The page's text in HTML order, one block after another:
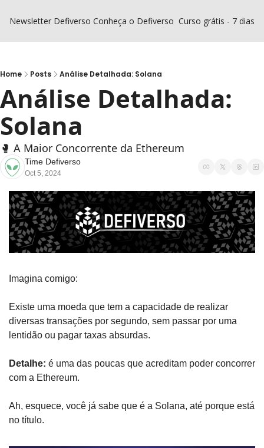
Newsletter Defiverso Conheça o Defiverso Curso grátis - 7 dias
Home Posts Análise Detalhada: Solana
Análise Detalhada:
Solana
🥊 A Maior Concorrente da Ethereum
Time Defiverso
Oct 5, 2024
Imagina comigo:
Existe uma moeda que tem a capacidade de realizar
diversas transações por segundo, sem passar por uma
lentidão ou pagar taxas absurdas.
Detalhe: é uma das poucas que acreditam poder concorrer
com a Ethereum.
Ah, esquece, você já sabe que é a Solana, até porque está
no título.